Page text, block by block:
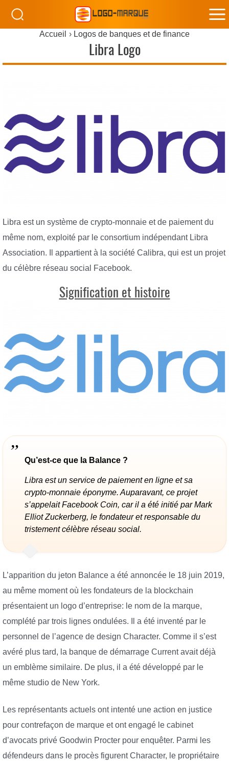
Accueil Logos de banques et de finance
Libra Logo
Libra est un système de crypto-monnaie et de paiement du
même nom, exploité par le consortium indépendant Libra
Association. Il appartient à la société Calibra, qui est un projet
du célèbre réseau social Facebook.
Signification et histoire
Qu’est-ce que la Balance ?
Libra est un service de paiement en ligne et sa
crypto-monnaie éponyme. Auparavant, ce projet
s’appelait Facebook Coin, car il a été initié par Mark
Elliot Zuckerberg, le fondateur et responsable du
tristement célèbre réseau social.
L’apparition du jeton Balance a été annoncée le 18 juin 2019,
au même moment où les fondateurs de la blockchain
présentaient un logo d’entreprise: le nom de la marque,
complété par trois lignes ondulées. Il a été inventé par le
personnel de l’agence de design Character. Comme il s’est
avéré plus tard, la banque de démarrage Current avait déjà
un emblème similaire. De plus, il a été développé par le
même studio de New York.
Les représentants actuels ont intenté une action en justice
pour contrefaçon de marque et ont engagé le cabinet
d’avocats privé Goodwin Procter pour enquêter. Parmi les
défendeurs dans le procès figurent Character, le propriétaire